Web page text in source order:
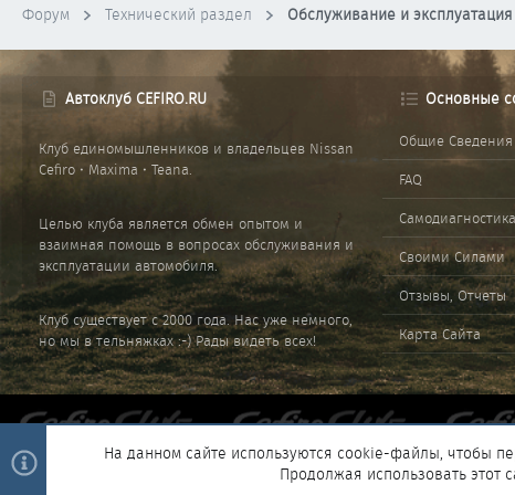
Форум Технический раздел Обслуживание и эксплуатация
Автоклуб CEFIRO.RU
Клуб единомышленников и владельцев Nissan
Cefiro • Maxima • Teana.
Целью клуба является обмен опытом и
взаимная помощь в вопросах обслуживания и
эксплуатации автомобиля.
Клуб существует с 2000 года. Нас уже немного,
но мы в тельняжках :-) Рады видеть всех!
Основные
Общие Сведения
FAQ
Самодиагностика
Своими Силами
Отзывы, Отчеты
Карта Сайта
Community platform by XenForo © 2010-2025 XenForo Ltd. |Style and
На данном сайте используются cookie-файлы, чтобы
Продолжая использовать этот